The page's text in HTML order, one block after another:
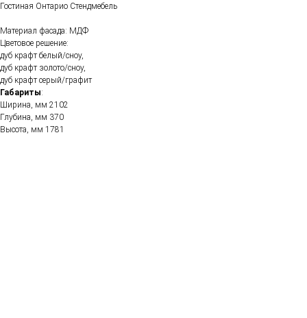
Гостиная Онтарио Стендмебель
Материал фасада: МДФ
Цветовое решение:
дуб крафт белый/сноу,
дуб крафт золото/сноу,
дуб крафт серый/графит
Габариты:
Ширина, мм 2102
Глубина, мм 370
Высота, мм 1781